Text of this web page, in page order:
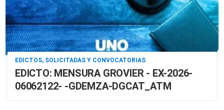
EDICTOS, SOLICITADAS Y CONVOCATORIAS
EDICTO: MENSURA GROVIER - EX-2026-
06062122- -GDEMZA-DGCAT_ATM